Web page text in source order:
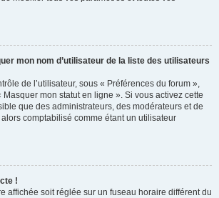
mon nom d’utilisateur de la liste des utilisateurs
de l’utilisateur, sous « Préférences du forum »,
Masquer mon statut en ligne ». Si vous activez cette
que des administrateurs, des modérateurs et de
comptabilisé comme étant un utilisateur
!
affichée soit réglée sur un fuseau horaire différent du